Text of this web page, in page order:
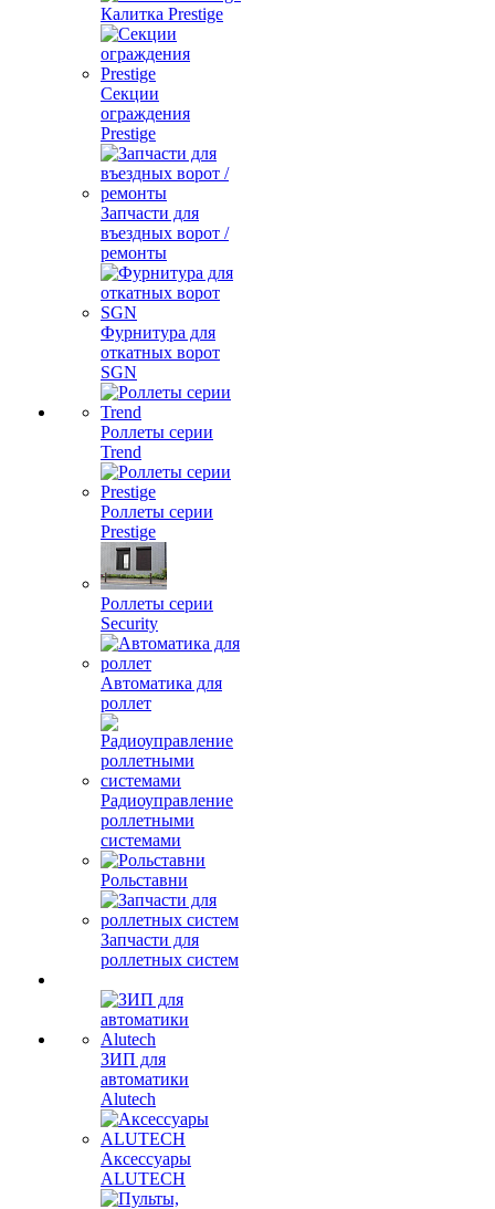
Калитка Prestige
Секции
ограждения
Prestige
Запчасти для
въездных ворот /
ремонты
Фурнитура для
откатных ворот
SGN
Роллеты серии
Trend
Роллеты серии
Prestige
Роллеты серии
Security
Автоматика для
роллет
Радиоуправление
роллетными
системами
Рольставни
Запчасти для
роллетных систем
ЗИП для
автоматики
Alutech
Аксессуары
ALUTECH